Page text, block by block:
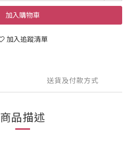
加入購物車
加入追蹤清單
送貨及付款方式
商品描述